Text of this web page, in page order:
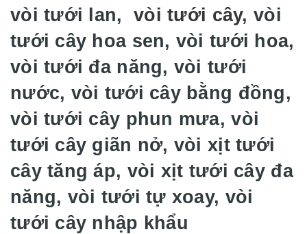
vòi tưới lan,vòi tưới cây, vòi
tưới cây hoa sen, vòi tưới hoa,
vòi tưới đa năng, vòi tưới
nước, vòi tưới cây bằng đồng,
vòi tưới cây phun mưa, vòi
tưới cây giãn nở, vòi xịt tưới
cây tăng áp, vòi xịt tưới cây đa
năng, vòi tưới tự xoay, vòi
tưới cây nhập khẩu